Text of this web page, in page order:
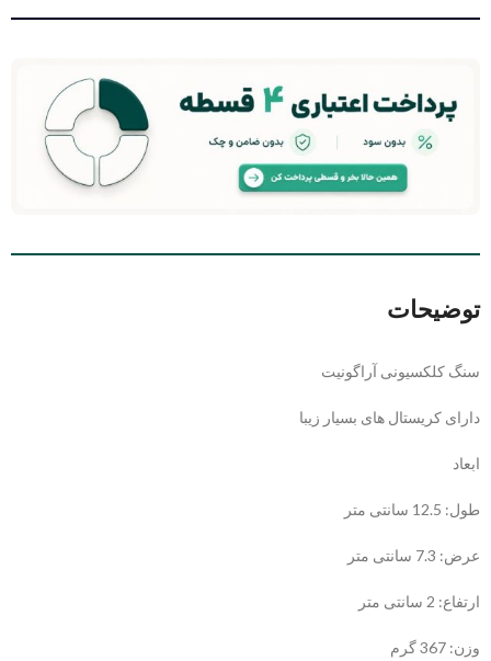
توضیحات
سنگ کلکسیونی آراگونیت
دارای کریستال های بسیار زیبا
ابعاد
طول: 12.5 سانتی متر
عرض: 7.3 سانتی متر
ارتفاع: 2 سانتی متر
وزن: 367 گرم